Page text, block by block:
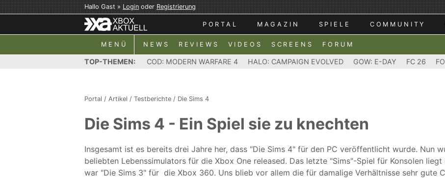
Hallo Gast »LoginoderRegistrierung
PORTAL MAGAZIN SPIELE COMMUNITY
MENÜ NEWS REVIEWS VIDEOS SCREENS FORUM
TOP-THEMEN: COD: MODERN WARFARE 4 HALO: CAMPAIGN EVOLVED GOW: E-DAY FC 26
Portal / Artikel / Testberichte / Die Sims 4
Die Sims 4 - Ein Spiel sie zu knechten
Insgesamt ist es bereits drei Jahre her, dass "Die Sims 4" für den PC veröffentlicht wurde. Nun
beliebten Lebenssimulators für die Xbox One released. Das letzte "Sims"-Spiel für Konsolen
war "Die Sims 3" für die Xbox 360. Uns blieb vor allem die für damalige Verhältnisse sehr gute